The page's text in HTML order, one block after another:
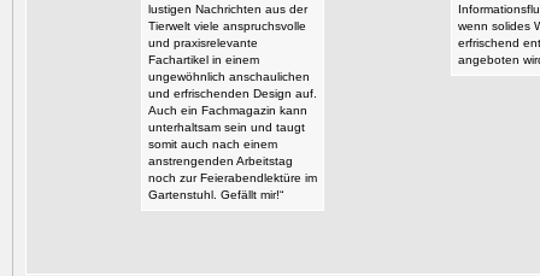
lustigen Nachrichten aus der
Tierwelt viele anspruchsvolle
und praxisrelevante
Fachartikel in einem
ungewöhnlich anschaulichen
und erfrischenden Design auf.
Auch ein Fachmagazin kann
unterhaltsam sein und taugt
somit auch nach einem
anstrengenden Arbeitstag
noch zur Feierabendlektüre im
Gartenstuhl. Gefällt mir!“
wenn solides
erfrischend
angeboten